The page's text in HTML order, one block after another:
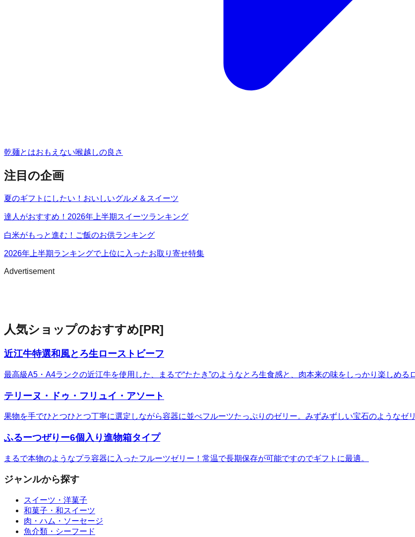
乾麺とはおもえない喉越しの良さ
注目の企画
夏のギフトにしたい！おいしいグルメ＆スイーツ
達人がおすすめ！2026年上半期スイーツランキング
白米がもっと進む！ご飯のお供ランキング
2026年上半期ランキングで上位に入ったお取り寄せ特集
Advertisement
人気ショップのおすすめ[PR]
近江牛特選和風とろ生ローストビーフ
最高級A5・A4ランクの近江牛を使用した、まるで“たたき”のようなとろ生食感と、肉本来の味をしっかり楽しめる
テリーヌ・ドゥ・フリュイ・アソート
果物を手でひとつひとつ丁寧に選定しながら容器に並べフルーツたっぷりのゼリー。みずみずしい宝石のようなゼ
ふるーつぜりー6個入り進物箱タイプ
まるで本物のようなプラ容器に入ったフルーツゼリー！常温で長期保存が可能ですのでギフトに最適。
ジャンルから探す
スイーツ・洋菓子
和菓子・和スイーツ
肉・ハム・ソーセージ
魚介類・シーフード